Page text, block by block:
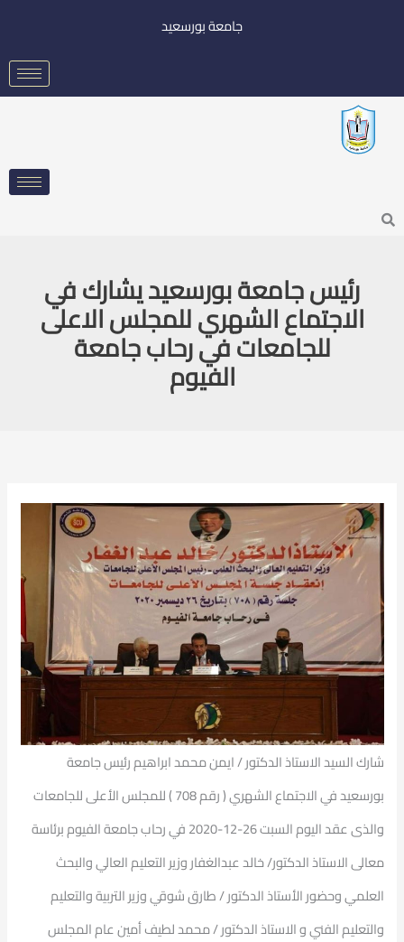
جامعة بورسعيد
Search
رئيس جامعة بورسعيد يشارك في
الاجتماع الشهري للمجلس الاعلى
للجامعات في رحاب جامعة
الفيوم
شارك السيد الاستاذ الدكتور / ايمن محمد ابراهيم رئيس جامعة
بورسعيد في الاجتماع الشهري ( رقم 708 ) للمجلس الأعلى للجامعات
والذى عقد اليوم السبت 26-12-2020 في رحاب جامعة الفيوم برئاسة
معالى الاستاذ الدكتور/ خالد عبدالغفار وزير التعليم العالي والبحث
العلمي وحضور الأستاذ الدكتور / طارق شوقي وزير التربية والتعليم
والتعليم الفني و الاستاذ الدكتور / محمد لطيف أمين عام المجلس